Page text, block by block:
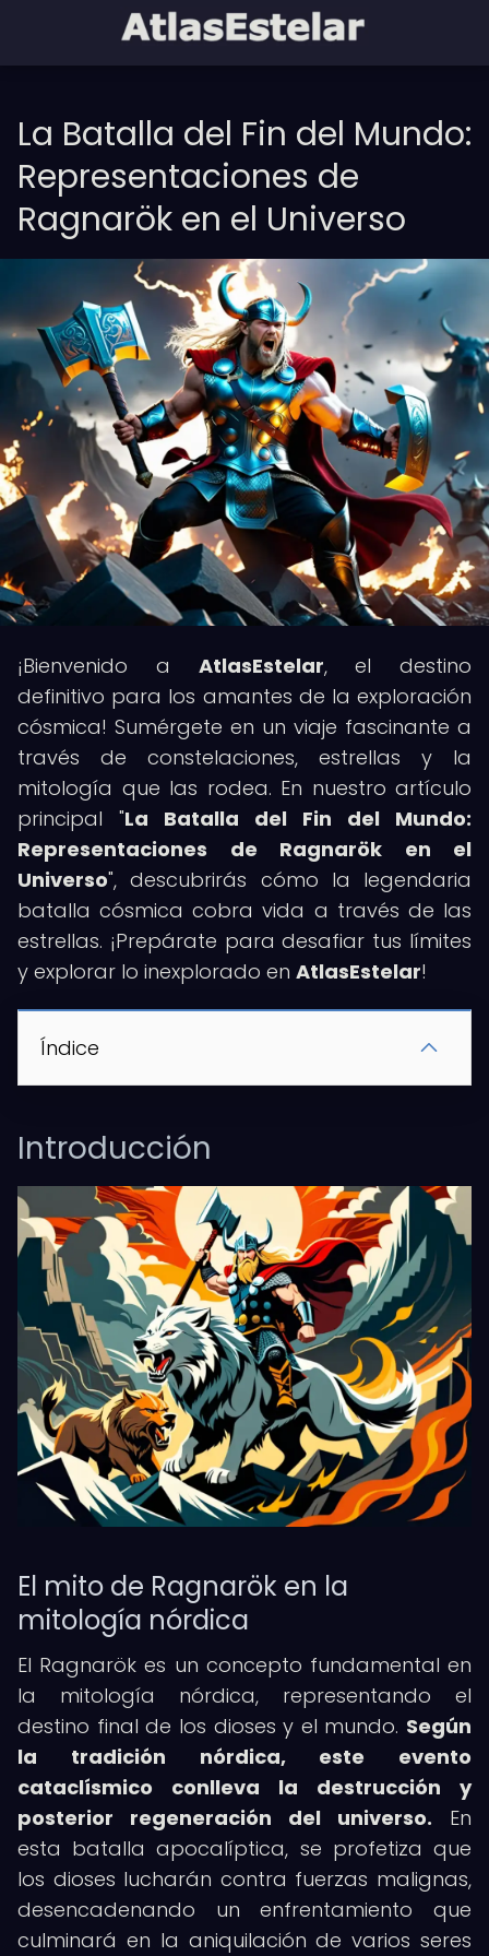
La Batalla del Fin del Mundo:
Representaciones de
Ragnarök en el Universo
¡Bienvenido a AtlasEstelar, el destino
definitivo para los amantes de la exploración
cósmica! Sumérgete en un viaje fascinante a
través de constelaciones, estrellas y la
mitología que las rodea. En nuestro artículo
principal "La Batalla del Fin del Mundo:
Representaciones de Ragnarök en el
Universo", descubrirás cómo la legendaria
batalla cósmica cobra vida a través de las
estrellas. ¡Prepárate para desafiar tus límites
y explorar lo inexplorado en AtlasEstelar!
Índice
Introducción
El mito de Ragnarök en la
mitología nórdica
El Ragnarök es un concepto fundamental en
la mitología nórdica, representando el
destino final de los dioses y el mundo. Según
la tradición nórdica, este evento
cataclísmico conlleva la destrucción y
posterior regeneración del universo. En
esta batalla apocalíptica, se profetiza que
los dioses lucharán contra fuerzas malignas,
desencadenando un enfrentamiento que
culminará en la aniquilación de varios seres